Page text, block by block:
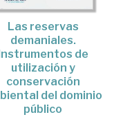
Las reservas
demaniales.
de
utilización y
conservación
del dominio
público